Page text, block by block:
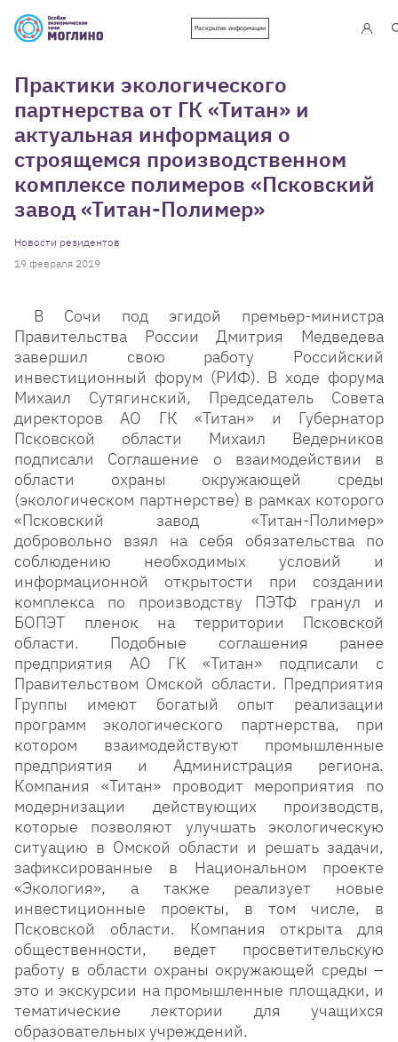
Раскрытие информации
Практики экологического
партнерства от ГК «Титан» и
актуальная информация о
строящемся производственном
комплексе полимеров «Псковский
завод «Титан-Полимер»
Новости резидентов
19 февраля 2019
В Сочи под эгидой премьер-министра
Правительства России Дмитрия Медведева
завершил свою работу Российский
инвестиционный форум (РИФ). В ходе форума
Михаил Сутягинский, Председатель Совета
директоров АО ГК «Титан» и Губернатор
Псковской области Михаил Ведерников
подписали Соглашение о взаимодействии в
области охраны окружающей среды
(экологическом партнерстве) в рамках которого
«Псковский завод «Титан-Полимер»
добровольно взял на себя обязательства по
соблюдению необходимых условий и
информационной открытости при создании
комплекса по производству ПЭТФ гранул и
БОПЭТ пленок на территории Псковской
области. Подобные соглашения ранее
предприятия АО ГК «Титан» подписали с
Правительством Омской области. Предприятия
Группы имеют богатый опыт реализации
программ экологического партнерства, при
котором взаимодействуют промышленные
предприятия и Администрация региона.
Компания «Титан» проводит мероприятия по
модернизации действующих производств,
которые позволяют улучшать экологическую
ситуацию в Омской области и решать задачи,
зафиксированные в Национальном проекте
«Экология», а также реализует новые
инвестиционные проекты, в том числе, в
Псковской области. Компания открыта для
общественности, ведет просветительскую
работу в области охраны окружающей среды –
это и экскурсии на промышленные площадки, и
тематические лектории для учащихся
образовательных учреждений.